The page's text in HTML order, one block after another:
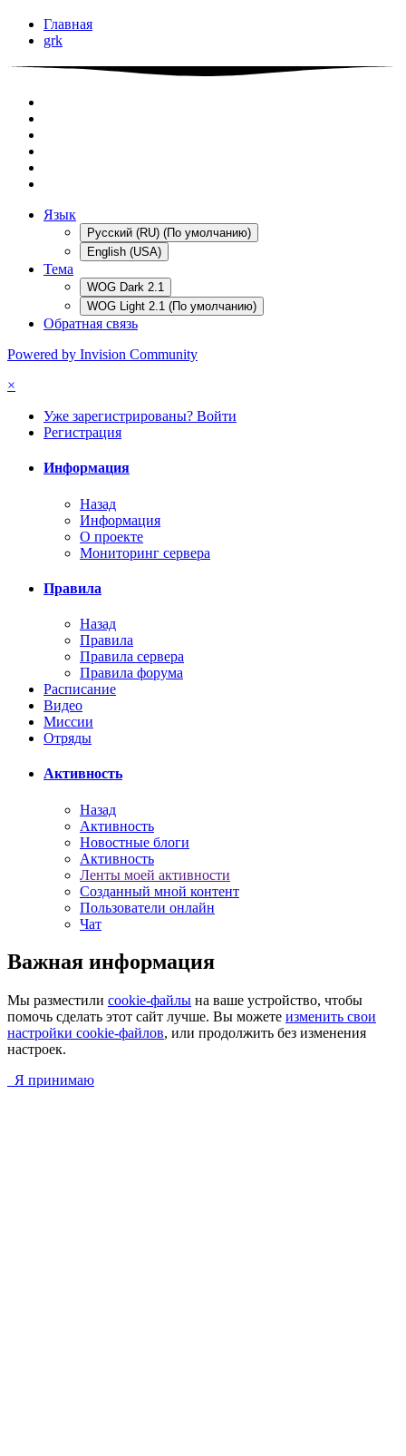
Главная
grk
Язык
Русский (RU) (По умолчанию)
English (USA)
Тема
WOG Dark 2.1
WOG Light 2.1 (По умолчанию)
Обратная связь
Powered by Invision Community
×
Уже зарегистрированы? Войти
Регистрация
Информация
Назад
Информация
О проекте
Мониторинг сервера
Правила
Назад
Правила
Правила сервера
Правила форума
Расписание
Видео
Миссии
Отряды
Активность
Назад
Активность
Новостные блоги
Активность
Ленты моей активности
Созданный мной контент
Пользователи онлайн
Чат
Важная информация
Мы разместили cookie-файлы на ваше устройство, чтобы
помочь сделать этот сайт лучше. Вы можете изменить свои
настройки cookie-файлов, или продолжить без изменения
настроек.
Я принимаю